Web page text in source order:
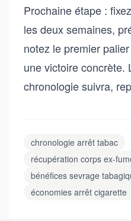
Prochaine étape :
les deux semaines,
notez le premier
une victoire concrète.
chronologie suivra,
chronologie arrêt tabac
récupération corps ex-
bénéfices sevrage
économies arrêt cigarette